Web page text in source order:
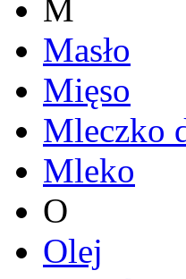
M
Masło
Mięso
Mleczko
Mleko
O
Olej